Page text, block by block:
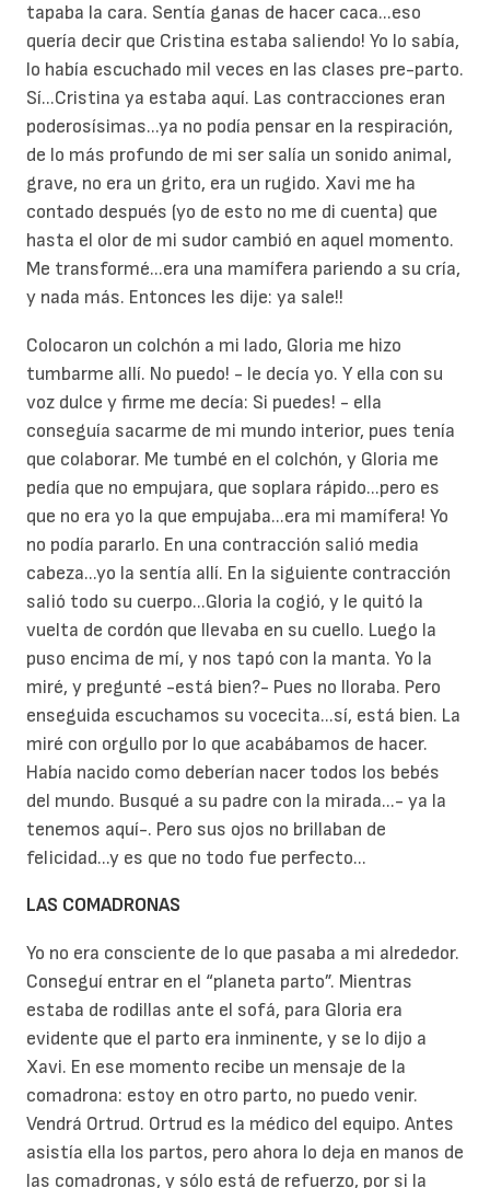
tapaba la cara. Sentía ganas de hacer caca...eso
quería decir que Cristina estaba saliendo! Yo lo sabía,
lo había escuchado mil veces en las clases pre-parto.
Sí...Cristina ya estaba aquí. Las contracciones eran
poderosísimas...ya no podía pensar en la respiración,
de lo más profundo de mi ser salía un sonido animal,
grave, no era un grito, era un rugido. Xavi me ha
contado después (yo de esto no me di cuenta) que
hasta el olor de mi sudor cambió en aquel momento.
Me transformé...era una mamífera pariendo a su cría,
y nada más. Entonces les dije: ya sale!!
Colocaron un colchón a mi lado, Gloria me hizo
tumbarme allí. No puedo! - le decía yo. Y ella con su
voz dulce y firme me decía: Si puedes! - ella
conseguía sacarme de mi mundo interior, pues tenía
que colaborar. Me tumbé en el colchón, y Gloria me
pedía que no empujara, que soplara rápido...pero es
que no era yo la que empujaba...era mi mamífera! Yo
no podía pararlo. En una contracción salió media
cabeza...yo la sentía allí. En la siguiente contracción
salió todo su cuerpo...Gloria la cogió, y le quitó la
vuelta de cordón que llevaba en su cuello. Luego la
puso encima de mí, y nos tapó con la manta. Yo la
miré, y pregunté -está bien?- Pues no lloraba. Pero
enseguida escuchamos su vocecita...sí, está bien. La
miré con orgullo por lo que acabábamos de hacer.
Había nacido como deberían nacer todos los bebés
del mundo. Busqué a su padre con la mirada...- ya la
tenemos aquí-. Pero sus ojos no brillaban de
felicidad...y es que no todo fue perfecto...
LAS COMADRONAS
Yo no era consciente de lo que pasaba a mi alrededor.
Conseguí entrar en el “planeta parto”. Mientras
estaba de rodillas ante el sofá, para Gloria era
evidente que el parto era inminente, y se lo dijo a
Xavi. En ese momento recibe un mensaje de la
comadrona: estoy en otro parto, no puedo venir.
Vendrá Ortrud. Ortrud es la médico del equipo. Antes
asistía ella los partos, pero ahora lo deja en manos de
las comadronas, y sólo está de refuerzo, por si la